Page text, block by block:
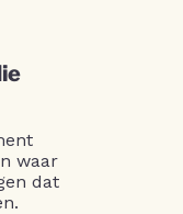
waar
dat